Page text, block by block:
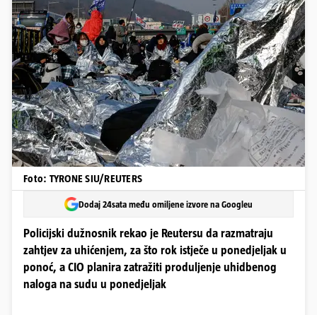
Foto: TYRONE SIU/REUTERS
Dodaj 24sata među omiljene izvore na Googleu
Policijski dužnosnik rekao je Reutersu da razmatraju
zahtjev za uhićenjem, za što rok istječe u ponedjeljak u
ponoć, a CIO planira zatražiti produljenje uhidbenog
naloga na sudu u ponedjeljak